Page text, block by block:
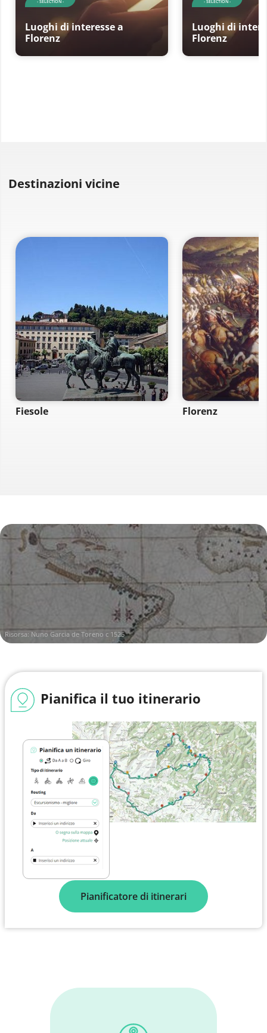
- SELECTION -
Luoghi di interesse a
Florenz
- SELECTION -
Luoghi di
Florenz
Destinazioni vicine
Fiesole Florenz
Risorsa: Nuno Garcia de Toreno c 1525
Pianifica il tuo itinerario
Pianificatore di itinerari